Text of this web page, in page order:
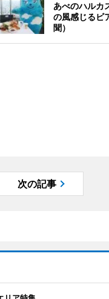
あべのハルカ
の風感じるビ
聞）
次の記事